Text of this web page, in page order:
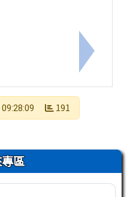
私立徐匯高級中學辦理「
下一筆：
191
區